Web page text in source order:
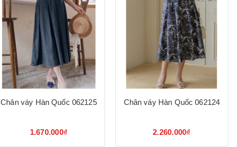
Chân váy Hàn Quốc 062125
1.670.000₫
Chân váy Hàn Quốc 062124
2.260.000₫